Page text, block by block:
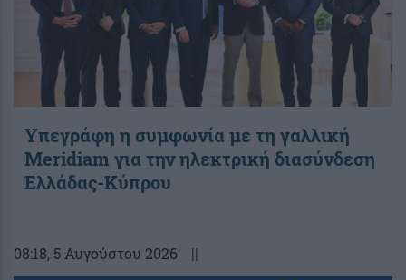
Υπεγράφη η συμφωνία με τη γαλλική
Meridiam για την ηλεκτρική διασύνδεση
Ελλάδας-Κύπρου
08:18, 5 Αυγούστου 2026 ||